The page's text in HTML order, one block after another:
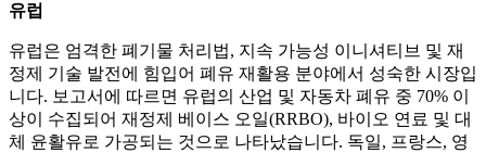
유럽
유럽은 엄격한 폐기물 처리법, 지속 가능성 이니셔티브 및 재
정제 기술 발전에 힘입어 폐유 재활용 분야에서 성숙한 시장입
니다. 보고서에 따르면 유럽의 산업 및 자동차 폐유 중 70% 이
상이 수집되어 재정제 베이스 오일(RRBO), 바이오 연료 및 대
체 윤활유로 가공되는 것으로 나타났습니다. 독일, 프랑스, ​​영